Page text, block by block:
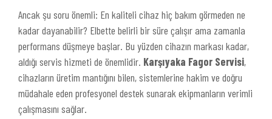
Ancak şu soru önemli: En kaliteli cihaz hiç bakım görmeden ne
kadar dayanabilir? Elbette belirli bir süre çalışır ama zamanla
performans düşmeye başlar. Bu yüzden cihazın markası kadar,
aldığı servis hizmeti de önemlidir. Karşıyaka Fagor Servisi,
cihazların üretim mantığını bilen, sistemlerine hakim ve doğru
müdahale eden profesyonel destek sunarak ekipmanların verimli
çalışmasını sağlar.